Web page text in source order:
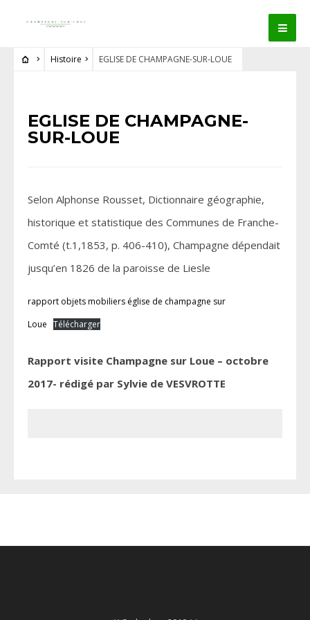
Histoire EGLISE DE CHAMPAGNE-SUR-LOUE
EGLISE DE CHAMPAGNE-
SUR-LOUE
Selon Alphonse Rousset, Dictionnaire géographie,
historique et statistique des Communes de Franche-
Comté (t.1,1853, p. 406-410), Champagne dépendait
jusqu’en 1826 de la paroisse de Liesle
rapport objets mobiliers église de champagne sur
Loue Télécharger
Rapport visite Champagne sur Loue – octobre
2017- rédigé par Sylvie de VESVROTTE